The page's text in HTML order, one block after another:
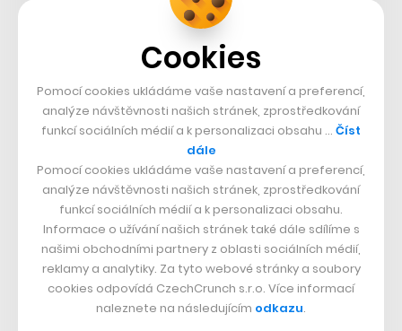
zkouška postavená na memorizaci je vlastně úplně k
ničemu. A nemusíme za to utrácet ty stovky milionů
Kania prý očekával, že i české ministerstvo školství
ukáže školám cestu, ale tvrdí, že ministr Plaga se
zaměřoval hlavně na státní zkoušky a maturity a kromě
několika tiskových konferencí a rozhovorů neřekl nic.
Český stát tak podle něho zůstal jen u vizí.
Přečtěte si také
Knižní trh se změní, všichni
Cookies
Pomocí cookies ukládáme vaše nastavení a preferencí,
analýze návštěvnosti našich stránek, zprostředkování
funkcí sociálních médií a k personalizaci obsahu … Číst
dále
Pomocí cookies ukládáme vaše nastavení a preferencí,
analýze návštěvnosti našich stránek, zprostředkování
funkcí sociálních médií a k personalizaci obsahu.
Informace o užívání našich stránek také dále sdílíme s
našimi obchodními partnery z oblasti sociálních médií,
reklamy a analytiky. Za tyto webové stránky a soubory
cookies odpovídá CzechCrunch s.r.o. Více informací
naleznete na následujícím odkazu.